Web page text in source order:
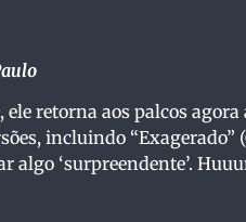
retorna aos palcos
incluindo “Exagerado”
algo ‘surpreendente’.